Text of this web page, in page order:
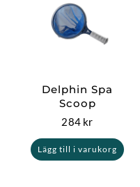
Delphin Spa
Scoop
284 kr
Lägg till i varukorg